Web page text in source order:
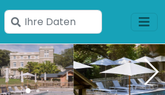
Geben
Sie
Ihre
Daten
ein